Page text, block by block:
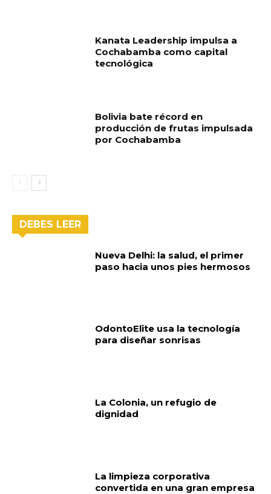
Kanata Leadership impulsa a
Cochabamba como capital
tecnológica
Bolivia bate récord en
producción de frutas impulsada
por Cochabamba
DEBES LEER
Nueva Delhi: la salud, el primer
paso hacia unos pies hermosos
OdontoElite usa la tecnología
para diseñar sonrisas
La Colonia, un refugio de
dignidad
La limpieza corporativa
convertida en una gran empresa